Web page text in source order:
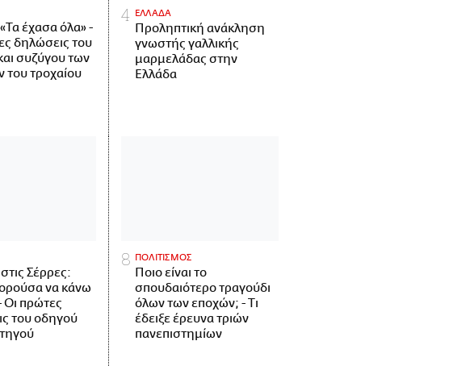
έχασα όλα» -
δηλώσεις του
συζύγου των
του τροχαίου
ΕΛΛΑΔΑ
Προληπτική ανάκληση
γνωστής γαλλικής
μαρμελάδας στην
Ελλάδα
Σέρρες:
να κάνω
Οι πρώτες
του οδηγού
ΠΟΛΙΤΙΣΜΟΣ
Ποιο είναι το
σπουδαιότερο τραγούδι
όλων των εποχών; - Τι
έδειξε έρευνα τριών
πανεπιστημίων